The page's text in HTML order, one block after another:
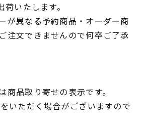
いたします。
が異なる予約商品・オーダー商
注文できませんので何卒ご了承
品取り寄せの表示です。
いただく場合がございますので